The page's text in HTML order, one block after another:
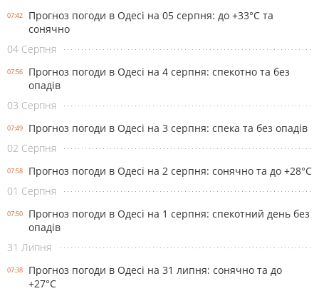
07:42
Прогноз погоди в Одесі на 05 серпня: до +33°С та
сонячно
04 Серпня
07:56
Прогноз погоди в Одесі на 4 серпня: спекотно та без
опадів
03 Серпня
07:49
Прогноз погоди в Одесі на 3 серпня: спека та без опадів
02 Серпня
07:58
Прогноз погоди в Одесі на 2 серпня: сонячно та до +28°С
01 Серпня
07:50
Прогноз погоди в Одесі на 1 серпня: спекотний день без
опадів
31 Липня
07:38
Прогноз погоди в Одесі на 31 липня: сонячно та до
+27°С